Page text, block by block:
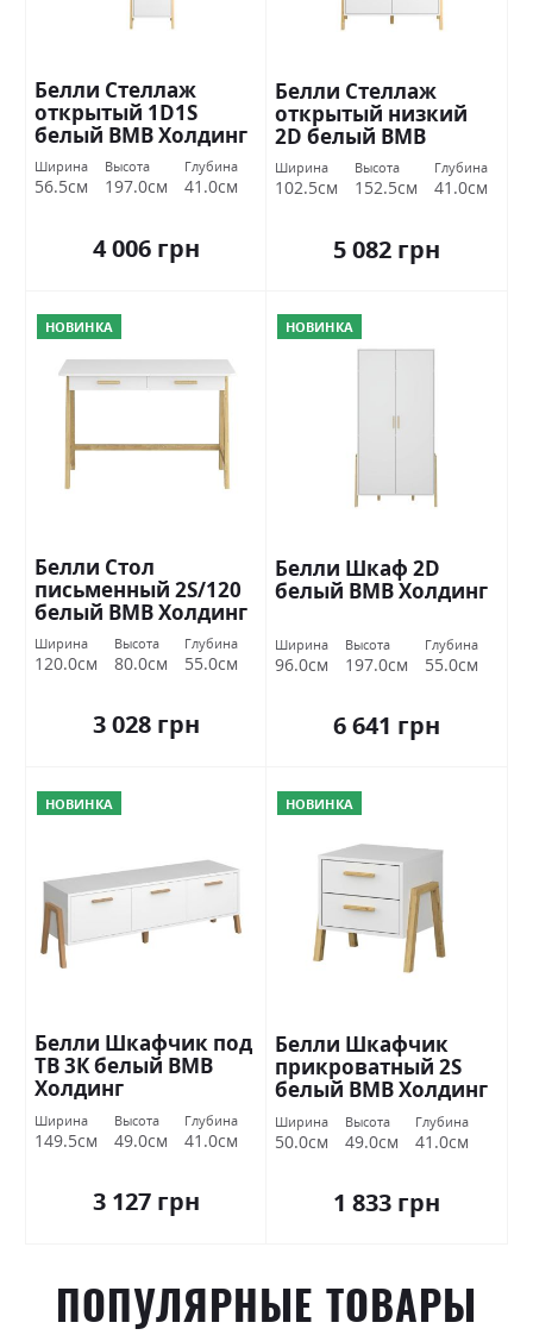
Белли Стеллаж
открытый 1D1S
белый ВМВ Холдинг
Ширина
56.5см
Высота
197.0см
Глубина
41.0см
4 006 грн
Белли Стеллаж
открытый низкий
2D белый ВМВ
Холдинг
Ширина
102.5см
Высота
152.5см
Глубина
41.0см
5 082 грн
НОВИНКА
Белли Стол
письменный 2S/120
белый ВМВ Холдинг
Ширина
120.0см
Высота
80.0см
Глубина
55.0см
3 028 грн
НОВИНКА
Белли Шкаф 2D
белый ВМВ Холдинг
Ширина
96.0см
Высота
197.0см
Глубина
55.0см
6 641 грн
НОВИНКА
Белли Шкафчик под
ТВ 3К белый ВМВ
Холдинг
Ширина
149.5см
Высота
49.0см
Глубина
41.0см
3 127 грн
НОВИНКА
Белли Шкафчик
прикроватный 2S
белый ВМВ Холдинг
Ширина
50.0см
Высота
49.0см
Глубина
41.0см
1 833 грн
ПОПУЛЯРНЫЕ ТОВАРЫ